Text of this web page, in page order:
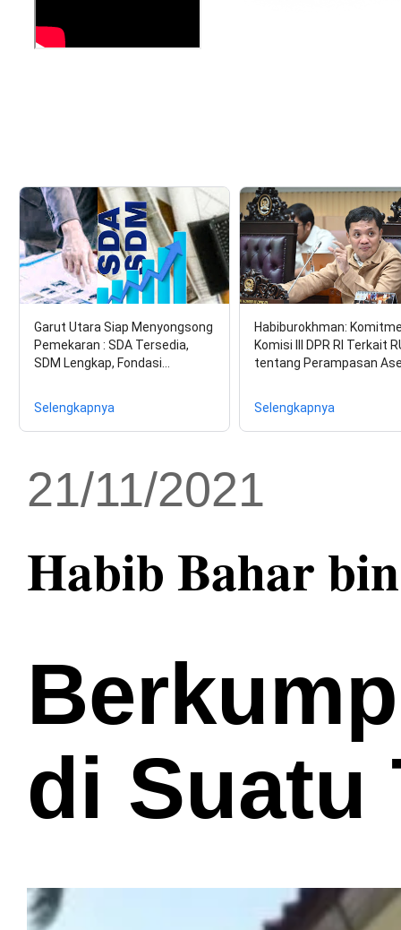
Garut Utara Siap Menyongsong
Pemekaran : SDA Tersedia,
SDM Lengkap, Fondasi…
Selengkapnya
Habiburokhman:
Komisi III DPR RI Terkait
tentang Perampasan
Selengkapnya
21/11/2021
Habib Bahar
di Suatu